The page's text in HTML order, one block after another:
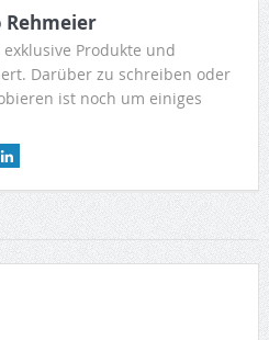
Rehmeier
Produkte und
Darüber zu schreiben oder
ist noch um einiges